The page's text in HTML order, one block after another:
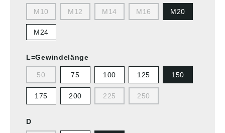
M10 M12 M14 M16 M20
M24
L=Gewindelänge
50 75 100 125 150
175 200 225 250
D